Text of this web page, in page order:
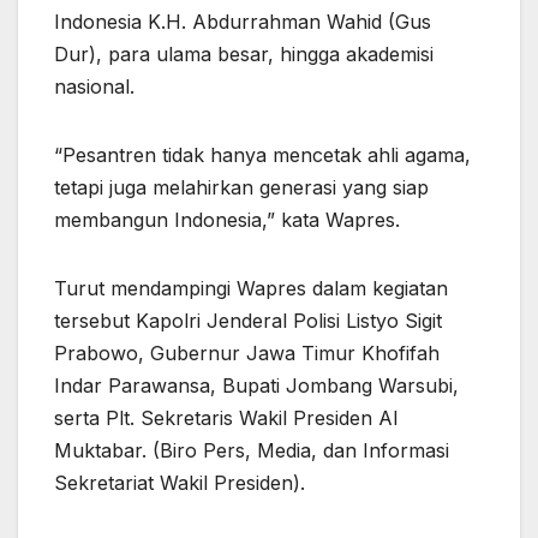
Indonesia K.H. Abdurrahman Wahid (Gus
Dur), para ulama besar, hingga akademisi
nasional.
“Pesantren tidak hanya mencetak ahli agama,
tetapi juga melahirkan generasi yang siap
membangun Indonesia,” kata Wapres.
Turut mendampingi Wapres dalam kegiatan
tersebut Kapolri Jenderal Polisi Listyo Sigit
Prabowo, Gubernur Jawa Timur Khofifah
Indar Parawansa, Bupati Jombang Warsubi,
serta Plt. Sekretaris Wakil Presiden Al
Muktabar. (Biro Pers, Media, dan Informasi
Sekretariat Wakil Presiden).